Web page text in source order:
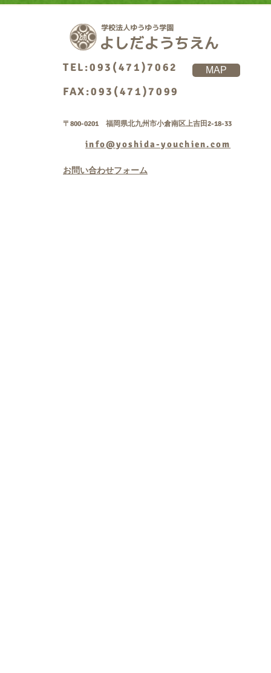
TEL:093(471)7062
FAX:093(471)7099
MAP
〒800-0201 福岡県北九州市小倉南区上吉田2-18-33
info@yoshida-youchien.com
お問い合わせフォーム